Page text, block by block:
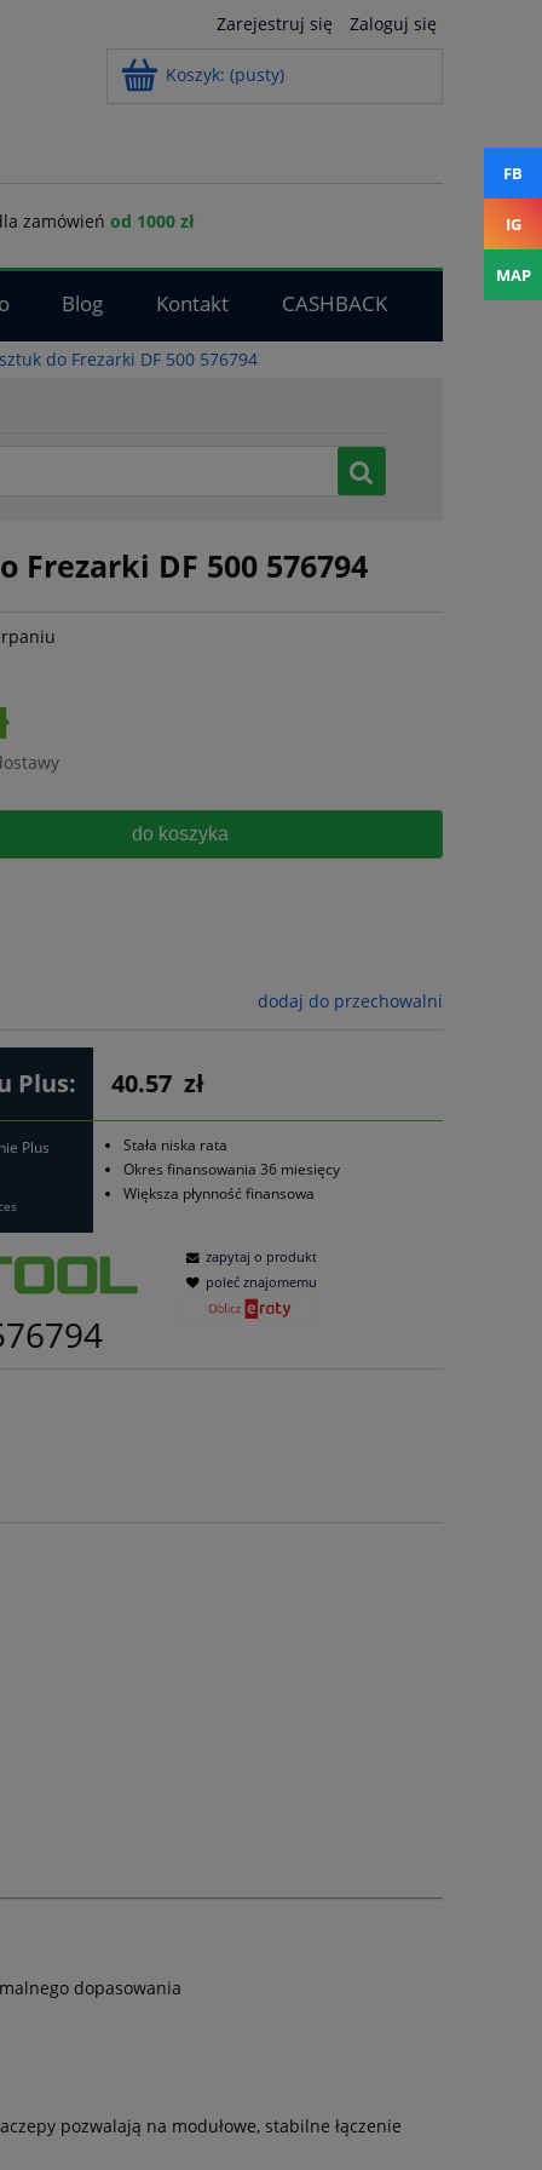
Zarejestruj się Zaloguj się
Koszyk: (pusty)
zamówień od 1000 zł
Blog Kontakt CASHBACK
do Frezarki DF 500 576794
Frezarki DF 500 576794
do koszyka
dodaj do przechowalni
Plus: 40.57 zł
Plus
Stała niska rata
Okres finansowania 36 miesięcy
Większa płynność finansowa
zapytaj o produkt
poleć znajomemu
dopasowania
pozwalają na modułowe, stabilne łączenie
FB
IG
MAP